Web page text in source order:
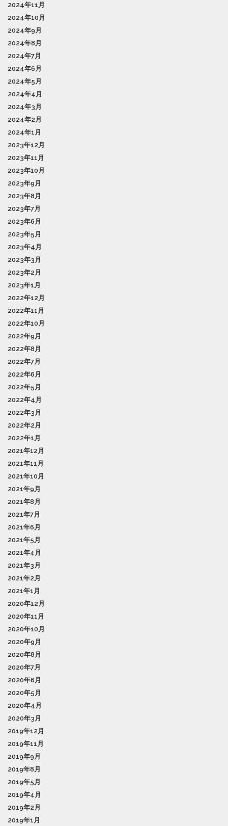
2024年11月
2024年10月
2024年9月
2024年8月
2024年7月
2024年6月
2024年5月
2024年4月
2024年3月
2024年2月
2024年1月
2023年12月
2023年11月
2023年10月
2023年9月
2023年8月
2023年7月
2023年6月
2023年5月
2023年4月
2023年3月
2023年2月
2023年1月
2022年12月
2022年11月
2022年10月
2022年9月
2022年8月
2022年7月
2022年6月
2022年5月
2022年4月
2022年3月
2022年2月
2022年1月
2021年12月
2021年11月
2021年10月
2021年9月
2021年8月
2021年7月
2021年6月
2021年5月
2021年4月
2021年3月
2021年2月
2021年1月
2020年12月
2020年11月
2020年10月
2020年9月
2020年8月
2020年7月
2020年6月
2020年5月
2020年4月
2020年3月
2019年12月
2019年11月
2019年9月
2019年8月
2019年5月
2019年4月
2019年2月
2019年1月